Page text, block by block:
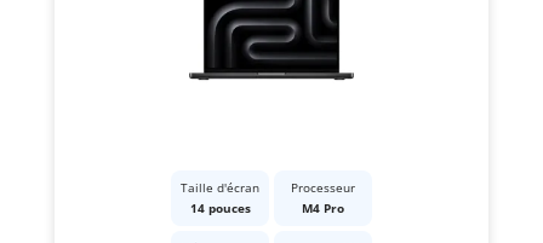
Taille d'écran
14 pouces
Processeur
M4 Pro